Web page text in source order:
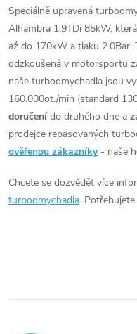
v
l
á
d
a
c
í
p
k
Speciálně upravená
Alhambra 1.9TDi 85kW,
až do 170kW a tlaku
odzkoušená v motorsportu
naše turbodmychadla jsou
160.000ot./min (standard
doručení do druhého dne a
prodejce repasovaných
ověřenou zákazníky- naše
Chcete se dozvědět více
turbodmychadla.